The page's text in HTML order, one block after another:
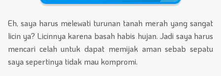
Eh, saya harus melewati turunan tanah merah yang sangat
licin ya? Licinnya karena basah habis hujan. Jadi saya harus
mencari celah untuk dapat memijak aman sebab sepatu
saya sepertinya tidak mau kompromi.